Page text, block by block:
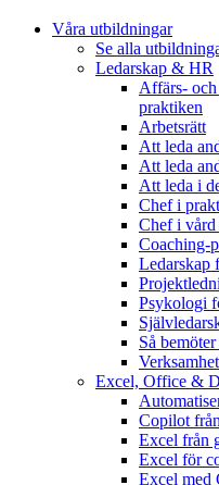
Våra utbildningar
Se alla
Ledarskap & HR
Affärs- och
praktiken
Arbetsrätt
Att leda
Att leda
Att leda i
Chef i
Chef i vård
Coaching-
Ledarskap
Psykologi
Så
Excel, Office &
Copilot
Excel från
Excel för
Excel med